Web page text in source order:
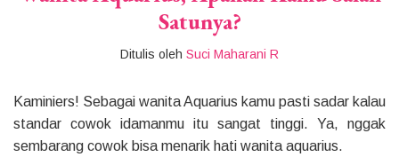
Satunya?
Ditulis oleh Suci Maharani R
Kaminiers! Sebagai wanita Aquarius kamu pasti sadar kalau
standar cowok idamanmu itu sangat tinggi. Ya, nggak
sembarang cowok bisa menarik hati wanita aquarius.